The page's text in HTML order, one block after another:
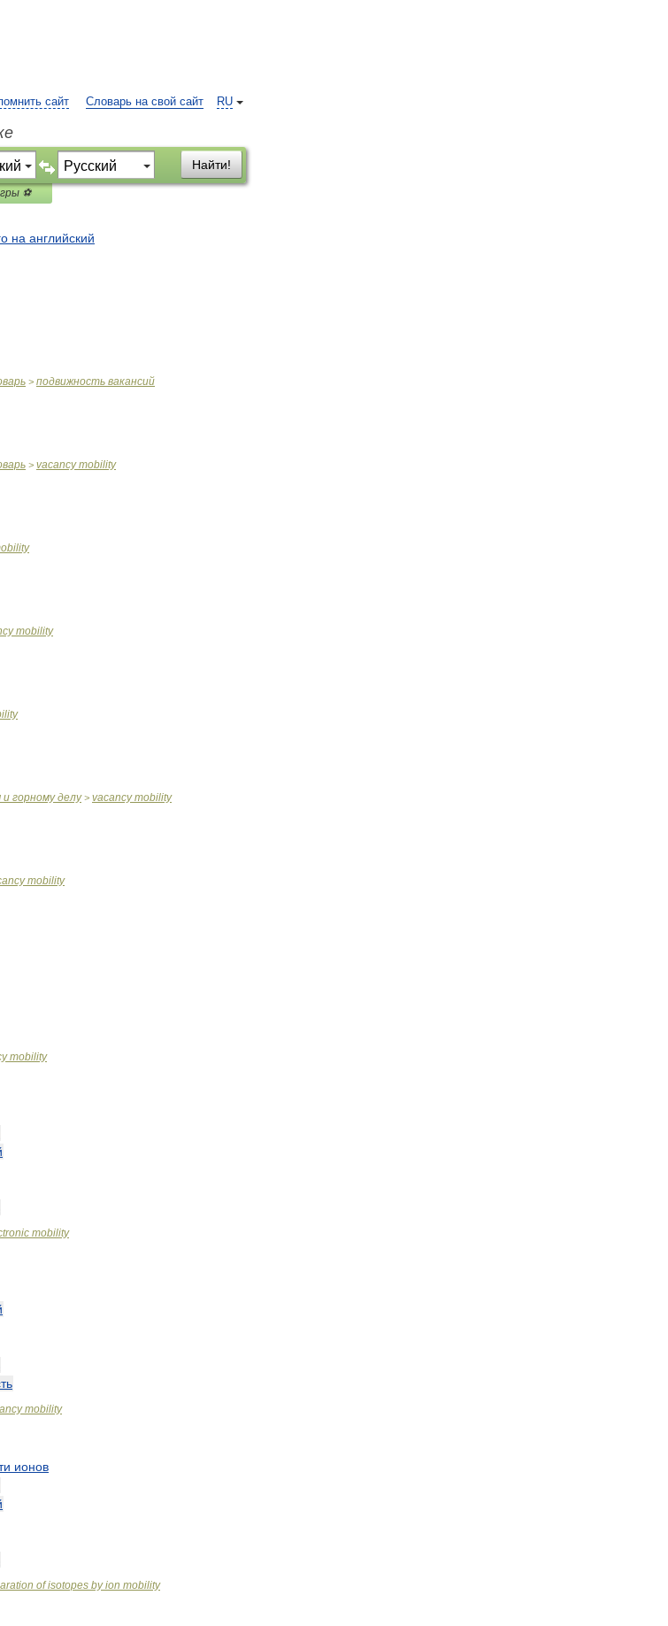
RU
сайт Словарь на свой сайт
Найти!
⚽
на английский
> подвижность вакансий
> vacancy mobility
mobility
и горному делу> vacancy mobility
mobility
mobility
mobility
mobility
ионов
of isotopes by ion mobility